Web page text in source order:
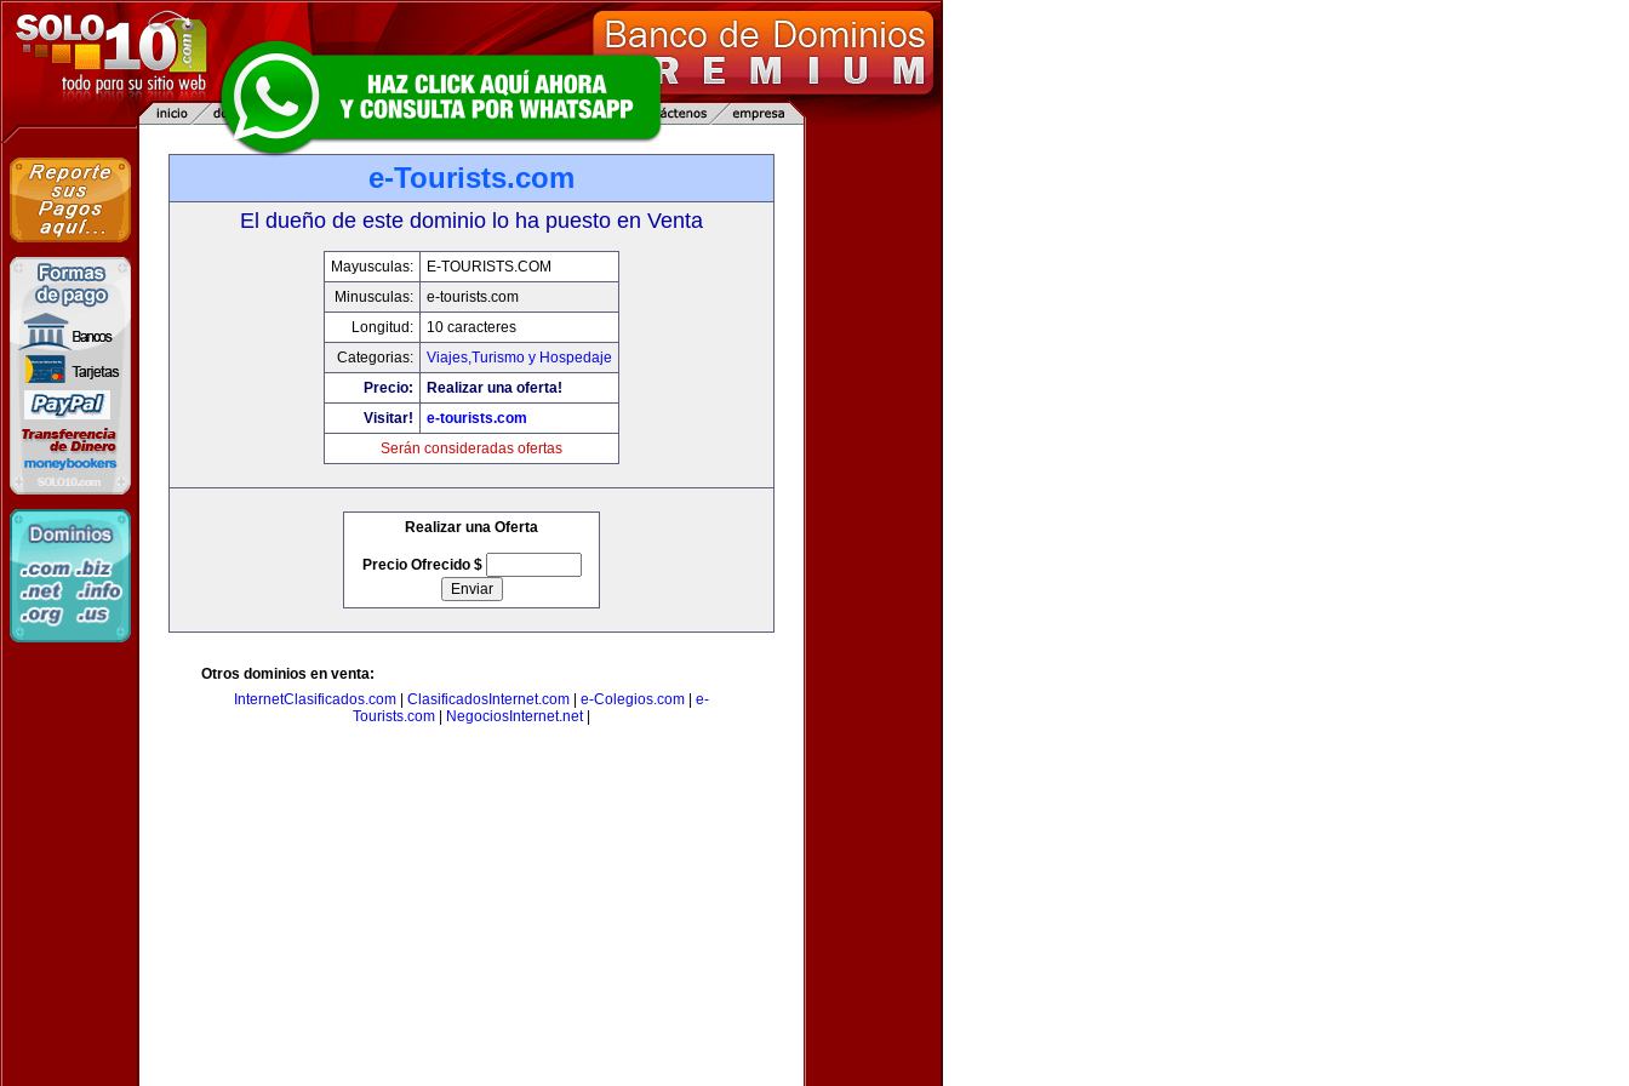
e-Tourists.com
El dueño de este dominio lo ha puesto en Venta
Mayusculas:
E-TOURISTS.COM
Minusculas:
e-tourists.com
Longitud:
10 caracteres
Categorias:
Viajes,Turismo y Hospedaje
Precio:
Realizar una oferta!
Visitar!
e-tourists.com
Serán consideradas ofertas
Realizar una Oferta
Precio Ofrecido $
Otros dominios en venta:
InternetClasificados.com
ClasificadosInternet.com e-Colegios.com
e-
Tourists.com
NegociosInternet.net|